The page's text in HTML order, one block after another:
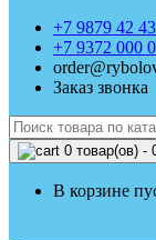
+7 9879 42
+7 9372 000
Заказ звонка
0 товар(ов) -
В корзине